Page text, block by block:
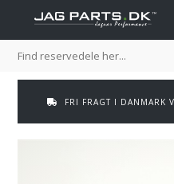
FRI FRAGT I DANMARK